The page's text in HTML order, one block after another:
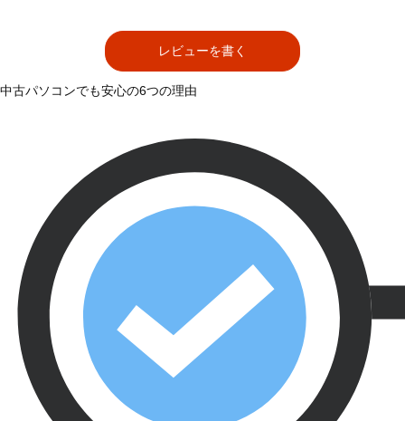
レビューを書く
中古パソコンでも安心の6つの理由